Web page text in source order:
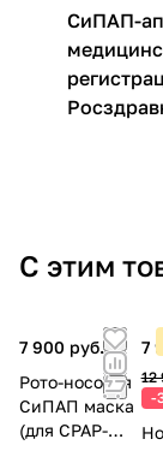
СиПАП-
С этим
7 900 руб.
Рото-носовая
СиПАП маска
(для CPAP-
7
12
-